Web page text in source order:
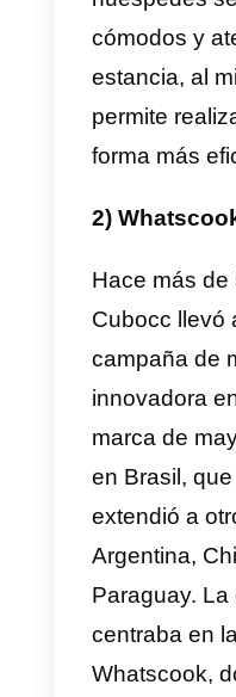
más en
sociales.
9
de
ejemplos
ganaron
muy
logrado
las